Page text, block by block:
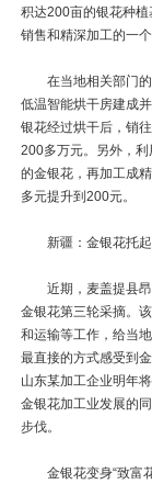
积达200亩的银花种植
销售和精深加工的一
在当地相关部门的
低温智能烘干房建成
银花经过烘干后，销
200多万元。另外，
的金银花，再加工成
多元提升到200元。
新疆：金银花托起
近期，麦盖提县昂
金银花第三轮采摘。
和运输等工作，给当
最直接的方式感受到
山东某加工企业明年
金银花加工业发展的
步伐。
金银花变身“致富花